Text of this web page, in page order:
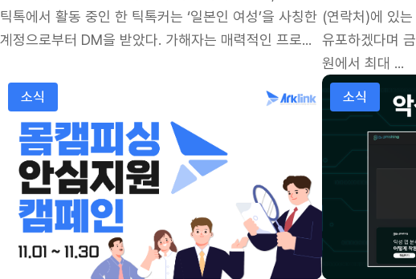
틱톡에서 활동 중인 한 틱톡커는 ‘일본인 여성’을 사칭한
계정으로부터 DM을 받았다. 가해자는 매력적인 프로...
(연락처)에 있
유포하겠다며
원에서 최대 ...
아크링크, 청소년 대상 ‘몸캠피싱·딥페이크 피해 안심 지원 캠페인’
소식
몸캠피싱 대응
소식